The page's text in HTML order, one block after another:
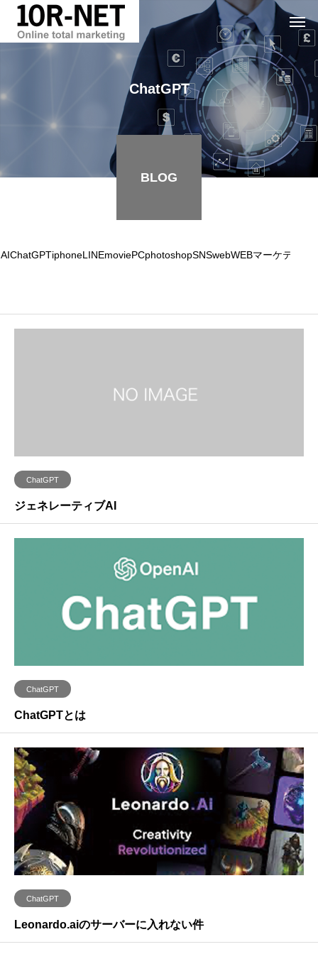
ChatGPT
BLOG
AIChatGPTiphoneLINEmoviePCphotoshopSNSwebWEBマーケティン
ChatGPT
ジェネレーティブAI
ChatGPT
ChatGPTとは
ChatGPT
Leonardo.aiのサーバーに入れない件